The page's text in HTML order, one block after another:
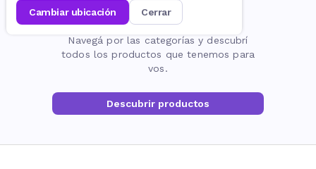
cambiar ubicación cerrar
La página no existe
Navegá por las categorías y descubrí
todos los productos que tenemos para
vos.
Descubrir productos